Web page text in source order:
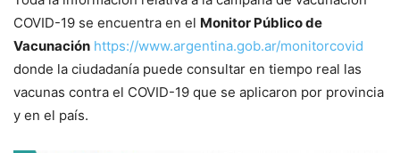
COVID-19 se encuentra en el Monitor Público de
Vacunación https://www.argentina.gob.ar/monitorcovid
donde la ciudadanía puede consultar en tiempo real las
vacunas contra el COVID-19 que se aplicaron por provincia
y en el país.